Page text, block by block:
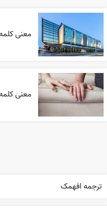
معنی
معنی
ترجمه افهمک